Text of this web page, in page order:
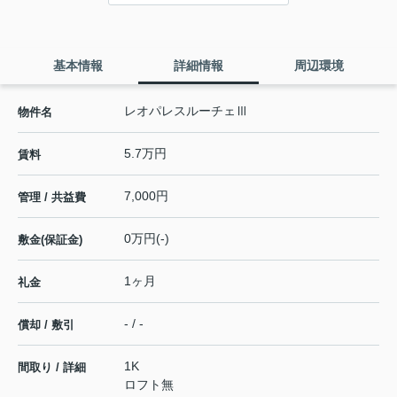
基本情報 詳細情報 周辺環境
物件名 レオパレスルーチェⅢ
賃料 5.7万円
管理 / 共益費 7,000円
敷金(保証金) 0万円(-)
礼金 1ヶ月
償却 / 敷引 - / -
間取り / 詳細
1K
ロフト無